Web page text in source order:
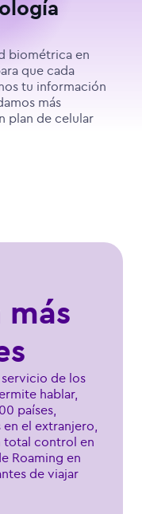
biométrica en
que cada
tu información
más
plan de celular
más
de los
hablar,
países,
el extranjero,
total control en
Roaming en
de viajar